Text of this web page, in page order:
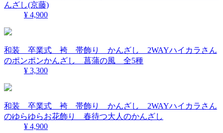
んざし(京藤)
¥ 4,900
和装 卒業式 袴 帯飾り かんざし 2WAYハイカラさん
のポンポンかんざし 菖蒲の風 全5種
¥ 3,300
和装 卒業式 袴 帯飾り かんざし 2WAYハイカラさん
のゆらゆらお花飾り 春待つ大人のかんざし
¥ 4,900